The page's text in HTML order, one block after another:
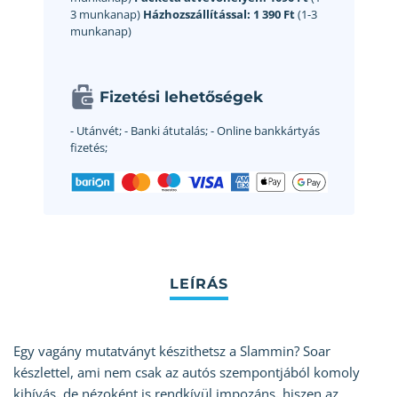
3 munkanap) Házhozszállítással: 1 390 Ft(1-3
munkanap)
Fizetési lehetőségek
- Utánvét;- Banki átutalás;- Online bankkártyás
fizetés;
Egy vagány mutatványt készithetsz a Slammin? Soar
készlettel, ami nem csak az autós szempontjából komoly